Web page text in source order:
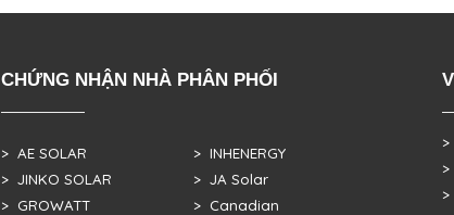
CHỨNG NHẬN NHÀ PHÂN PHỐI
> AE SOLAR
> JINKO SOLAR
> GROWATT
> INHENERGY
> JA Solar
> Canadian
>